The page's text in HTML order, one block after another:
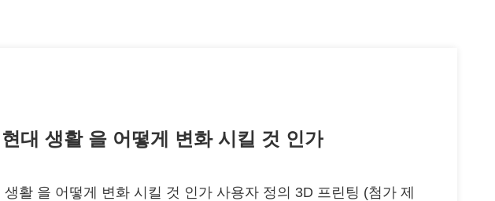
대 생활 을 어떻게 변화 시킬 것 인가
활 을 어떻게 변화 시킬 것 인가 사용자 정의 3D 프린팅 (첨가 제